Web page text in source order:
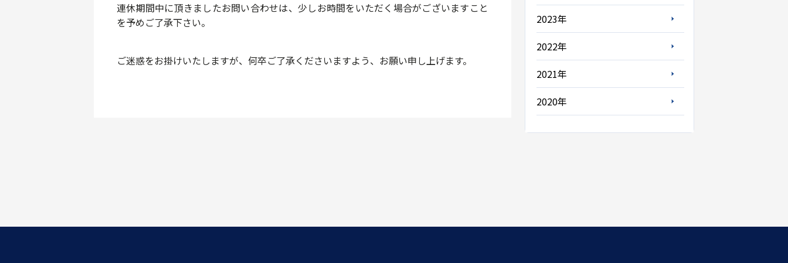
連休期間中に頂きましたお問い合わせは、少しお時間をいただく場合がございますこと
を予めご了承下さい。
ご迷惑をお掛けいたしますが、何卒ご了承くださいますよう、お願い申し上げます。
2023年
2022年
2021年
2020年